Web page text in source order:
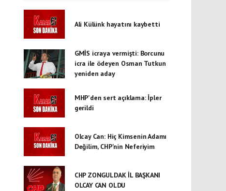
Ali Külünk hayatını kaybetti
GMİS icraya vermişti: Borcunu
icra ile ödeyen Osman Tutkun
yeniden aday
MHP'den sert açıklama: İpler
gerildi
Olcay Can: Hiç Kimsenin Adamı
Değilim, CHP'nin Neferiyim
CHP ZONGULDAK İL BAŞKANI
OLCAY CAN OLDU